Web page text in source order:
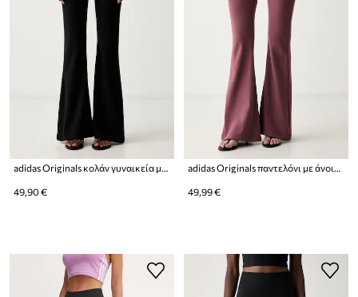
adidas Originals κολάν γυναικεία με βισκόζη Essentials
49,90 €
adidas Originals παντελόνι με άνοιγμα γυναικείο Essentials
49,99 €